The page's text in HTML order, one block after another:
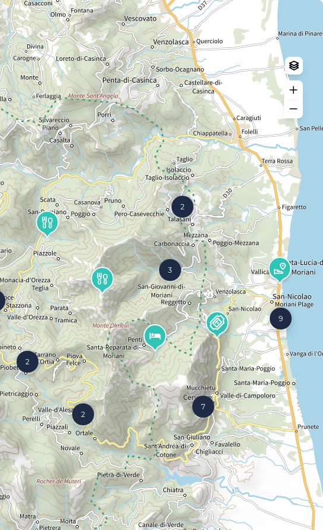
Log in Create an account
2
2
9
7
2
3